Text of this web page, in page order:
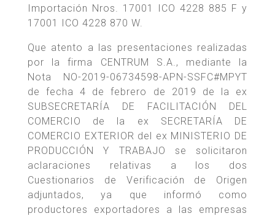
Importación Nros. 17001 ICO 4228 885 F y
17001 ICO 4228 870 W.
Que atento a las presentaciones realizadas
por la firma CENTRUM S.A., mediante la
Nota NO-2019-06734598-APN-SSFC#MPYT
de fecha 4 de febrero de 2019 de la ex
SUBSECRETARÍA DE FACILITACIÓN DEL
COMERCIO de la ex SECRETARÍA DE
COMERCIO EXTERIOR del ex MINISTERIO DE
PRODUCCIÓN Y TRABAJO se solicitaron
aclaraciones relativas a los dos
Cuestionarios de Verificación de Origen
adjuntados, ya que informó como
productores exportadores a las empresas